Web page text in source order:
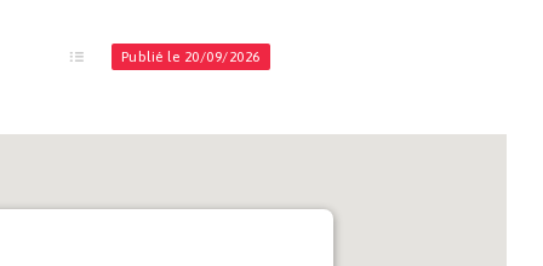
Publié le 20/09/2026